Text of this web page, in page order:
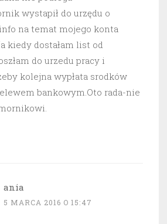
wystapił do urzędu o
na temat mojego konta
kiedy dostałam list od
do urzedu pracy i
kolejna wypłata srodków
bankowym.Oto rada-nie
ania
5 MARCA 2016 O 15:47